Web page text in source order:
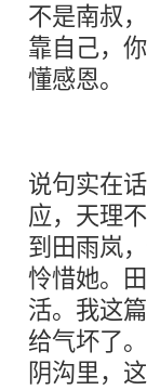
不是南叔
靠自己，
懂感恩。
说句实在
应，天理
到田雨岚
怜惜她。
活。我这
给气坏了
阴沟里，